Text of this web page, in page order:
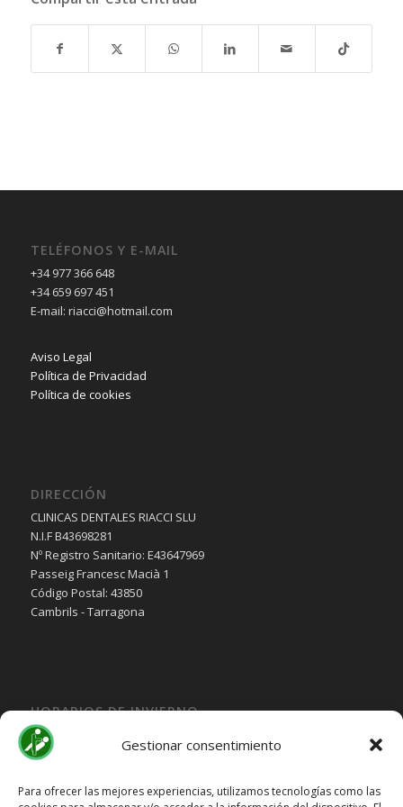
Gestionar consentimiento
Para ofrecer las mejores experiencias, utilizamos tecnologías como las
TELÉFONOS Y E-MAIL
+34 977 366 648
+34 659 697 451
E-mail: riacci@hotmail.com
Aviso Legal
Política de Privacidad
Política de cookies
DIRECCIÓN
CLINICAS DENTALES RIACCI SLU
N.I.F B43698281
Nº Registro Sanitario: E43647969
Passeig Francesc Macià 1
Código Postal: 43850
Cambrils - Tarragona
HORARIOS DE INVIERNO
Lunes, Martes, Jueves y Viernes:
10:00H a 15:30H
Miercoles: